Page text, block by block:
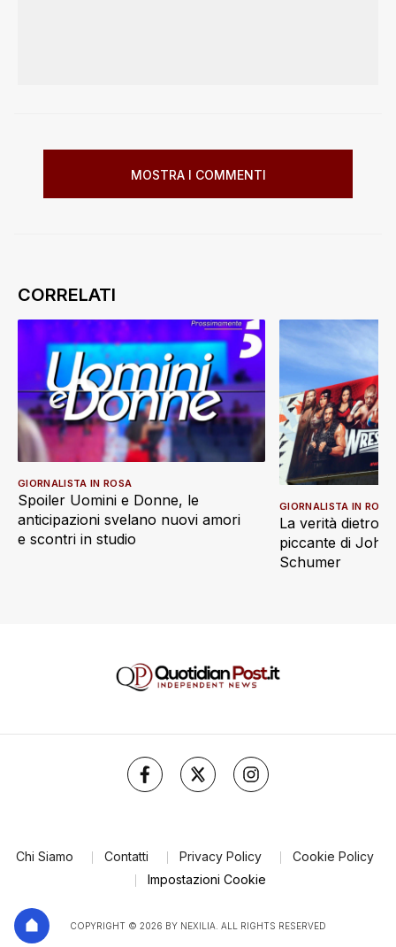
MOSTRA I COMMENTI
Spoiler Uomini e Donne, le
anticipazioni svelano nuovi amori
e scontri in studio
GIORNALISTA IN ROSA
La verità dietro
piccante di John
Schumer
GIORNALISTA IN ROSA
Chi Siamo Contatti Privacy Policy
Cookie Policy
Impostazioni Cookie
COPYRIGHT © 2026 BY NEXILIA. ALL RIGHTS RESERVED